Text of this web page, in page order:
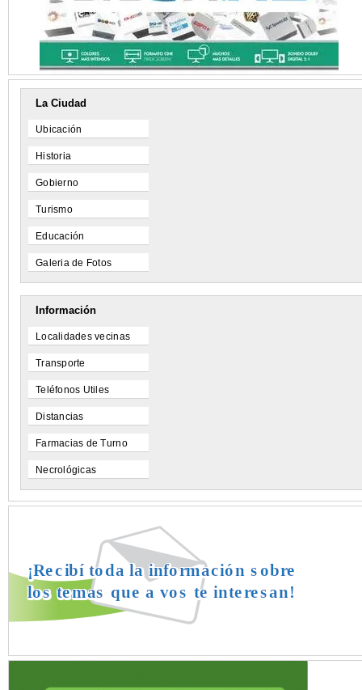
La Ciudad
Ubicación
Historia
Gobierno
Turismo
Educación
Galeria de Fotos
Información
Localidades vecinas
Transporte
Teléfonos Utiles
Distancias
Farmacias de Turno
Necrológicas